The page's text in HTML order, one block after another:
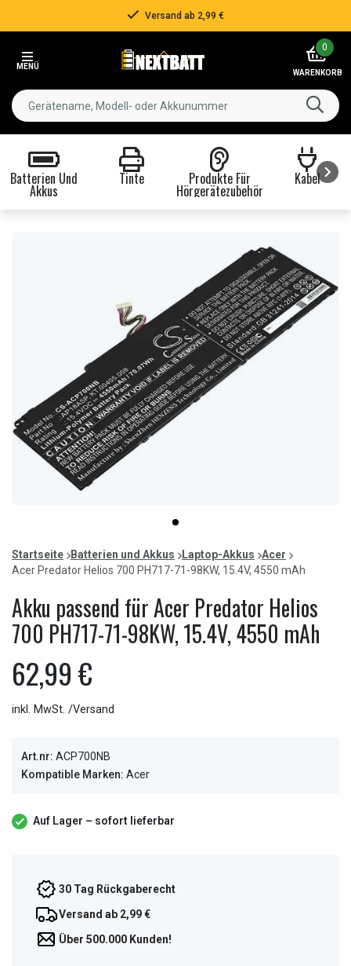
Versand ab 2,99 €
MENÜ
0
WARENKORB
Batterien Und
Akkus
Tinte Produkte Für
Hörgerätezubehör
Kabel
item
0
of
1
Startseite Batterien und Akkus Laptop-Akkus
Acer
Acer Predator Helios 700 PH717-71-98KW, 15.4V, 4550 mAh
Akku passend für Acer Predator Helios
700 PH717-71-98KW, 15.4V, 4550 mAh
62,99 €
inkl. MwSt. /Versand
Art.nr: ACP700NB
Kompatible Marken: Acer
Auf Lager – sofort lieferbar
30 Tag Rückgaberecht
Versand ab 2,99 €
Über 500.000 Kunden!